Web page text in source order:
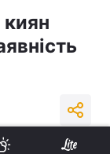
киян